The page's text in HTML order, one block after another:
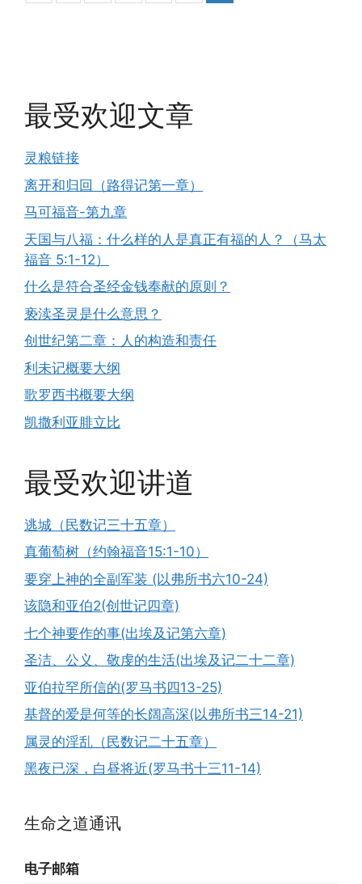
最受欢迎文章
灵粮链接
离开和归回（路得记第一章）
马可福音-第九章
天国与八福：什么样的人是真正有福的人？（马太
福音 5:1-12）
什么是符合圣经金钱奉献的原则？
亵渎圣灵是什么意思？
创世纪第二章：人的构造和责任
利未记概要大纲
歌罗西书概要大纲
凯撒利亚腓立比
最受欢迎讲道
逃城（民数记三十五章）
真葡萄树（约翰福音15:1-10）
要穿上神的全副军装 (以弗所书六10-24)
该隐和亚伯2(创世记四章)
七个神要作的事(出埃及记第六章)
圣洁、公义、敬虔的生活(出埃及记二十二章)
亚伯拉罕所信的(罗马书四13-25)
基督的爱是何等的长阔高深(以弗所书三14-21)
属灵的淫乱（民数记二十五章）
黑夜已深，白昼将近(罗马书十三11-14)
生命之道通讯
电子邮箱